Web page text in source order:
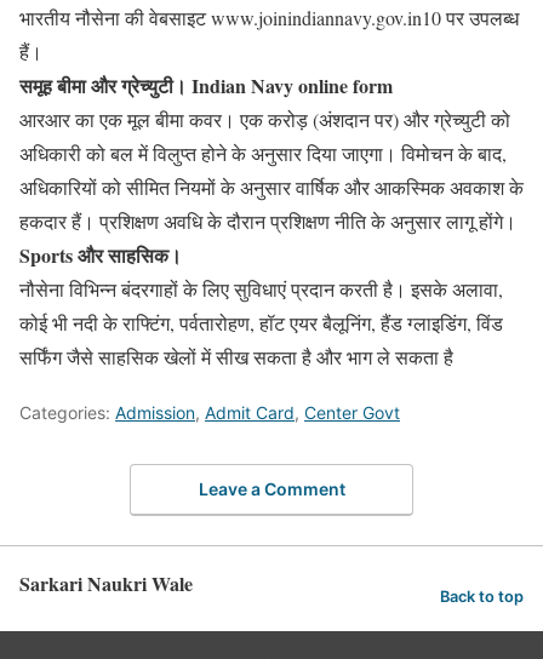
भारतीय नौसेना की वेबसाइट www.joinindiannavy.gov.in10 पर उपलब्ध
हैं।
समूह बीमा और ग्रेच्युटी। Indian Navy online form
आरआर का एक मूल बीमा कवर। एक करोड़ (अंशदान पर) और ग्रेच्युटी को
अधिकारी को बल में विलुप्त होने के अनुसार दिया जाएगा। विमोचन के बाद,
अधिकारियों को सीमित नियमों के अनुसार वार्षिक और आकस्मिक अवकाश के
हकदार हैं। प्रशिक्षण अवधि के दौरान प्रशिक्षण नीति के अनुसार लागू होंगे।
Sports और साहसिक।
नौसेना विभिन्न बंदरगाहों के लिए सुविधाएं प्रदान करती है। इसके अलावा,
कोई भी नदी के राफ्टिंग, पर्वतारोहण, हॉट एयर बैलूनिंग, हैंड ग्लाइडिंग, विंड
सर्फिंग जैसे साहसिक खेलों में सीख सकता है और भाग ले सकता है
Categories: Admission, Admit Card, Center Govt
Leave a Comment
Sarkari Naukri Wale Back to top